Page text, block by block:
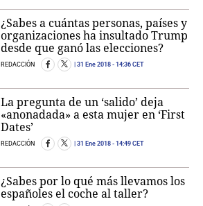
¿Sabes a cuántas personas, países y
organizaciones ha insultado Trump
desde que ganó las elecciones?
REDACCIÓN 31 Ene 2018 - 14:36 CET
La pregunta de un ‘salido’ deja
«anonadada» a esta mujer en ‘First
Dates’
REDACCIÓN 31 Ene 2018 - 14:49 CET
¿Sabes por lo qué más llevamos los
españoles el coche al taller?